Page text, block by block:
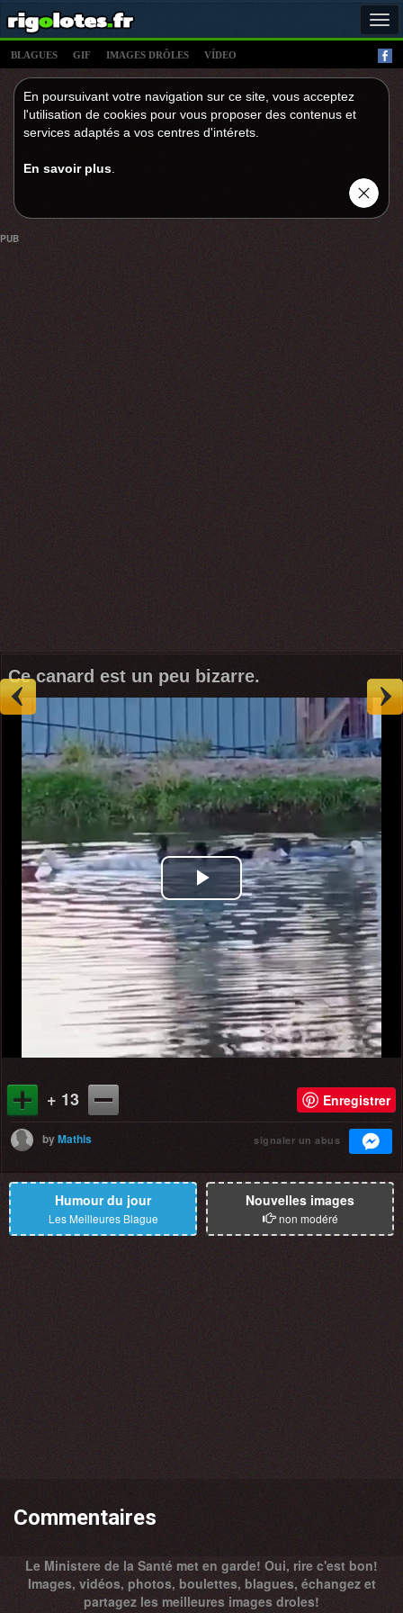
BLAGUES GIF IMAGES DRÔLES VÍDEO
En poursuivant votre navigation sur ce site, vous acceptez
l'utilisation de cookies pour vous proposer des contenus et
services adaptés a vos centres d'intérets.
En savoir plus
PUB
Ce canard est un peu bizarre.
Play
Video
+ 13 Enregistrer
byMathis signaler un abus
Humour du jour
Les Meilleures Blague
Nouvelles images
non modéré
Commentaires
Le Ministere de la Santé met en garde! Oui, rire c'est bon!
Images, vidéos, photos, boulettes, blagues, échangez et
partagez les meilleures images droles!